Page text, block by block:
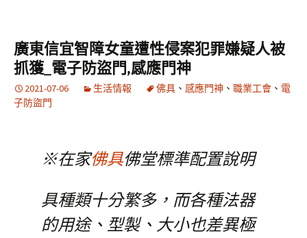
廣東信宜智障女童遭性侵案犯罪嫌疑人被
抓獲_電子防盜門,感應門神
2021-07-06 生活情報 佛具 、 感應門神 、 職業工會 、 電
子防盜門
※在家佛具佛堂標準配置說明
具種類十分繁多，而各種法器
的用途、型製、大小也差異極